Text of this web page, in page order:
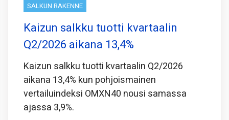
SALKUN RAKENNE
Kaizun salkku tuotti kvartaalin
Q2/2026 aikana 13,4%
Kaizun salkku tuotti kvartaalin Q2/2026
aikana 13,4% kun pohjoismainen
vertailuindeksi OMXN40 nousi samassa
ajassa 3,9%.